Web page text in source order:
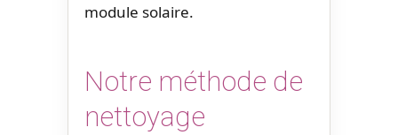
module solaire.
Notre méthode de
nettoyage